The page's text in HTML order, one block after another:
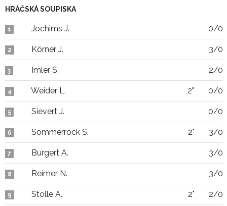
HRÁČSKÁ SOUPISKA
1 Jochims J. 0/0
2 Körner J. 3/0
3 Imler S. 2/0
4 Weider L. 2" 0/0
5 Sievert J. 0/0
6 Sommerrock S. 2" 3/0
7 Burgert A. 3/0
8 Reimer N. 3/0
9 Stolle A. 2" 2/0